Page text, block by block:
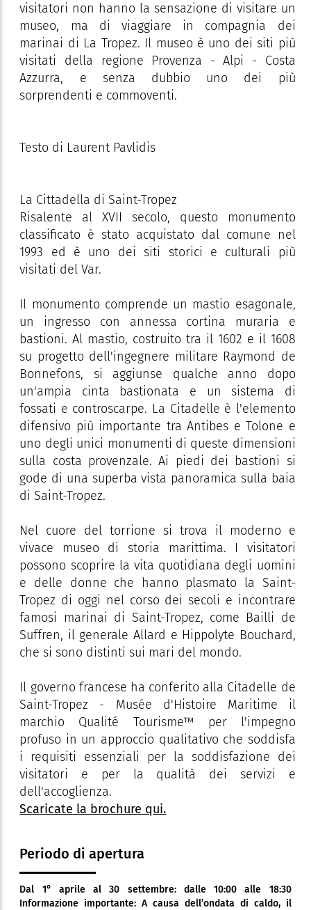
visitatori non hanno la sensazione di visitare un
museo, ma di viaggiare in compagnia dei
marinai di La Tropez. Il museo è uno dei siti più
visitati della regione Provenza - Alpi - Costa
Azzurra, e senza dubbio uno dei più
sorprendenti e commoventi.
Testo di Laurent Pavlidis
La Cittadella di Saint-Tropez
Risalente al XVII secolo, questo monumento
classificato è stato acquistato dal comune nel
1993 ed è uno dei siti storici e culturali più
visitati del Var.
Il monumento comprende un mastio esagonale,
un ingresso con annessa cortina muraria e
bastioni. Al mastio, costruito tra il 1602 e il 1608
su progetto dell'ingegnere militare Raymond de
Bonnefons, si aggiunse qualche anno dopo
un'ampia cinta bastionata e un sistema di
fossati e controscarpe. La Citadelle è l'elemento
difensivo più importante tra Antibes e Tolone e
uno degli unici monumenti di queste dimensioni
sulla costa provenzale. Ai piedi dei bastioni si
gode di una superba vista panoramica sulla baia
di Saint-Tropez.
Nel cuore del torrione si trova il moderno e
vivace museo di storia marittima. I visitatori
possono scoprire la vita quotidiana degli uomini
e delle donne che hanno plasmato la Saint-
Tropez di oggi nel corso dei secoli e incontrare
famosi marinai di Saint-Tropez, come Bailli de
Suffren, il generale Allard e Hippolyte Bouchard,
che si sono distinti sui mari del mondo.
Il governo francese ha conferito alla Citadelle de
Saint-Tropez - Musée d'Histoire Maritime il
marchio Qualité Tourisme™ per l'impegno
profuso in un approccio qualitativo che soddisfa
i requisiti essenziali per la soddisfazione dei
visitatori e per la qualità dei servizi e
dell'accoglienza.
Scaricate la brochure qui.
Periodo di apertura
Dal 1° aprile al 30 settembre: dalle 10:00 alle 18:30
Informazione importante: A causa dell’ondata di caldo, il